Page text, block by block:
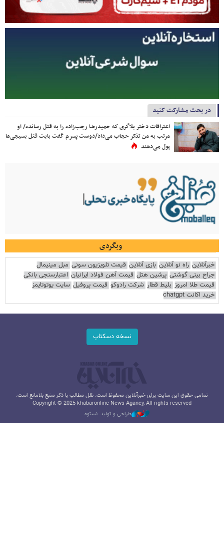
در بحث مشارکت کنید
اعترافات دختر بلاگری که حمیدرضا رجب‌زاده را به قتل رسانده/ او
مرتب به من تذکر حجاب می‌داد/دوست پسرم گفت بابت قتل بسیجی‌ها
پول می‌دهند
وبگردی
خبرآنلاین راه نو آنلاین بازی آنلاین قیمت تلویزیون سونی مبل مینیمال
جراح بینی گوشتی پرشین هتل قیمت آهن فولاد ایرانیان اعتبارسنجی بانکی
قیمت طلا امروز بلیط قطار شرکت رادوکو قیمت پروفیل سایت یوتوتایمز
خرید اکانت chatgpt
نسخه دسکتاپ
تمامی حقوق این سایت برای خبرآنلاین محفوظ است. نقل مطالب با ذکر منبع بلامانع است.
Copyright © 2025 khabaronline News Agancy, All rights reserved
طراحی و تولید: نستوه